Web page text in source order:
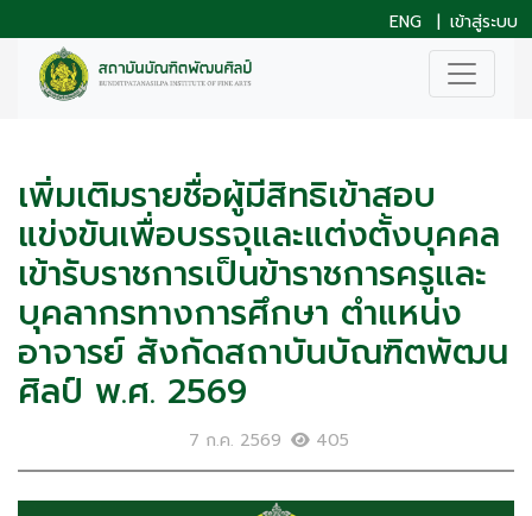
ENG | เข้าสู่ระบบ
เพิ่มเติมรายชื่อผู้มีสิทธิเข้าสอบ
แข่งขันเพื่อบรรจุและแต่งตั้งบุคคล
เข้ารับราชการเป็นข้าราชการครูและ
บุคลากรทางการศึกษา ตำแหน่ง
อาจารย์ สังกัดสถาบันบัณฑิตพัฒน
ศิลป์ พ.ศ. 2569
7 ก.ค. 2569 405